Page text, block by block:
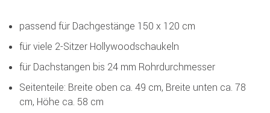
passend für Dachgestänge 150 x 120 cm
für viele 2-Sitzer Hollywoodschaukeln
für Dachstangen bis 24 mm Rohrdurchmesser
Seitenteile: Breite oben ca. 49 cm, Breite unten ca. 78
cm, Höhe ca. 58 cm